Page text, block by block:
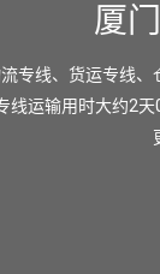
厦
专线、货运专线
线运输用时大约2